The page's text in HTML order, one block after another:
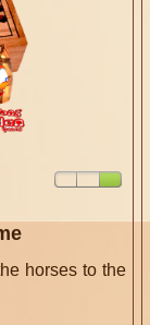
horses to the